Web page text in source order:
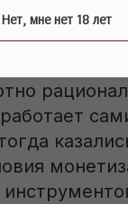
Нет, мне нет 18 лет
на